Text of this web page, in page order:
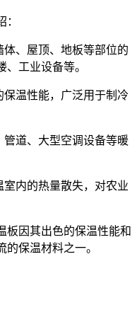
、屋顶、地板等部位的
工业设备等。
温性能，广泛用于制冷
道、大型空调设备等暖
内的热量散失，对农业
板因其出色的保温性能和
保温材料之一。